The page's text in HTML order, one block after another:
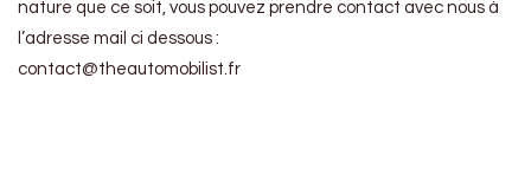
nature que ce soit, vous pouvez prendre contact avec nous à
l’adresse mail ci dessous :
contact@theautomobilist.fr